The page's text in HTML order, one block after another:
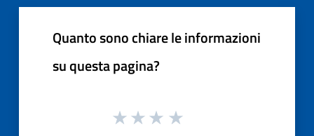
Quanto sono chiare le informazioni
su questa pagina?